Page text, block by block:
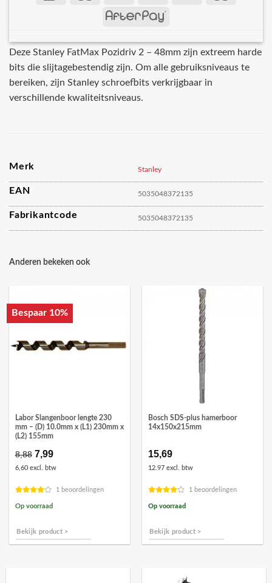
Deze Stanley FatMax Pozidriv 2 – 48mm zijn extreem harde
bits die slijtagebestendig zijn. Om alle gebruiksniveaus te
bereiken, zijn Stanley schroefbits verkrijgbaar in
verschillende kwaliteitsniveaus.
Merk Stanley
EAN 5035048372135
Fabrikantcode 5035048372135
Anderen bekeken ook
Bespaar 10%
Labor Slangenboor lengte 230
mm – (D) 10.0mm x (L1) 230mm x
(L2) 155mm
8,88 Oorspronkelijke
prijs
was:
7,99Huidige
is:
6,60 excl. btw
1 beoordelingen
Op voorraad
Bekijk product >
Bosch SDS-plus hamerboor
14x150x215mm
15,69
12.97 excl. btw
1 beoordelingen
Op voorraad
Bekijk product >